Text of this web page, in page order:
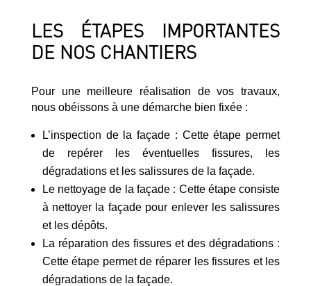
LES ÉTAPES IMPORTANTES
DE NOS CHANTIERS
Pour une meilleure réalisation de vos travaux,
nous obéissons à une démarche bien fixée :
L’inspection de la façade : Cette étape permet
de repérer les éventuelles fissures, les
dégradations et les salissures de la façade.
Le nettoyage de la façade : Cette étape consiste
à nettoyer la façade pour enlever les salissures
et les dépôts.
La réparation des fissures et des dégradations :
Cette étape permet de réparer les fissures et les
dégradations de la façade.